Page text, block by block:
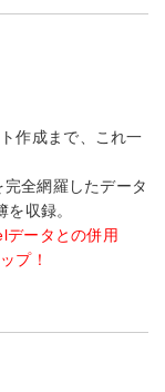
作成まで、これ一
全網羅したデータ
収録。
データとの併用
プ！